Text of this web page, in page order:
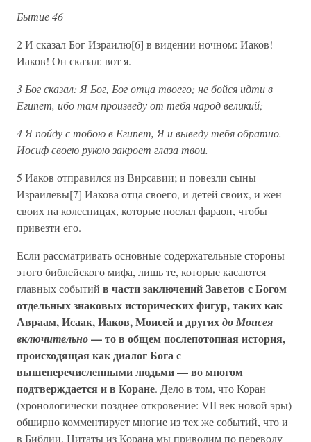
Бытие 46
2 И сказал Бог Израилю[6] в видении ночном: Иаков!
Иаков! Он сказал: вот я.
3 Бог сказал: Я Бог, Бог отца твоего; не бойся идти в
Египет, ибо там произведу от тебя народ великий;
4 Я пойду с тобою в Египет, Я и выведу тебя обратно.
Иосиф своею рукою закроет глаза твои.
5 Иаков отправился из Вирсавии; и повезли сыны
Израилевы[7] Иакова отца своего, и детей своих, и жен
своих на колесницах, которые послал фараон, чтобы
привезти его.
Если рассматривать основные содержательные стороны
этого библейского мифа, лишь те, которые касаются
главных событий в части заключений Заветов с Богом
отдельных знаковых исторических фигур, таких как
Авраам, Исаак, Иаков, Моисей и другихдо Моисея
включительно— то в общем послепотопная история,
происходящая как диалог Бога с
вышеперечисленными людьми — во многом
подтверждается и в Коране. Дело в том, что Коран
(хронологически позднее откровение: VII век новой эры)
обширно комментирует многие из тех же событий, что и
в Библии. Цитаты из Корана мы приводим по переводу